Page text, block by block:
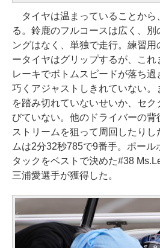
タイヤは温まっていることから
る。鈴鹿のフルコースは広く、別
ングはなく、単独で走行。練習用
ータイヤはグリップするが、こ
レーキでボトムスピードが落ち過
巧くアジャストしきれていない
を踏み切れていないせいか、セ
びていない。他のドライバーの
ストリームを狙って周回したりし
ムは2分32秒785で9番手。ポール
タックをベストで決めた#38
三浦愛選手が獲得した。